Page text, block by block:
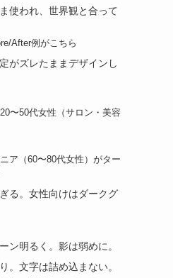
使われ、世界観と合って
After例がこちら
がズレたままデザインし
〜50代女性（サロン・美容
ア（60〜80代女性）がター
る。女性向けはダークグ
ン明るく。影は弱めに。
。文字は詰め込まない。